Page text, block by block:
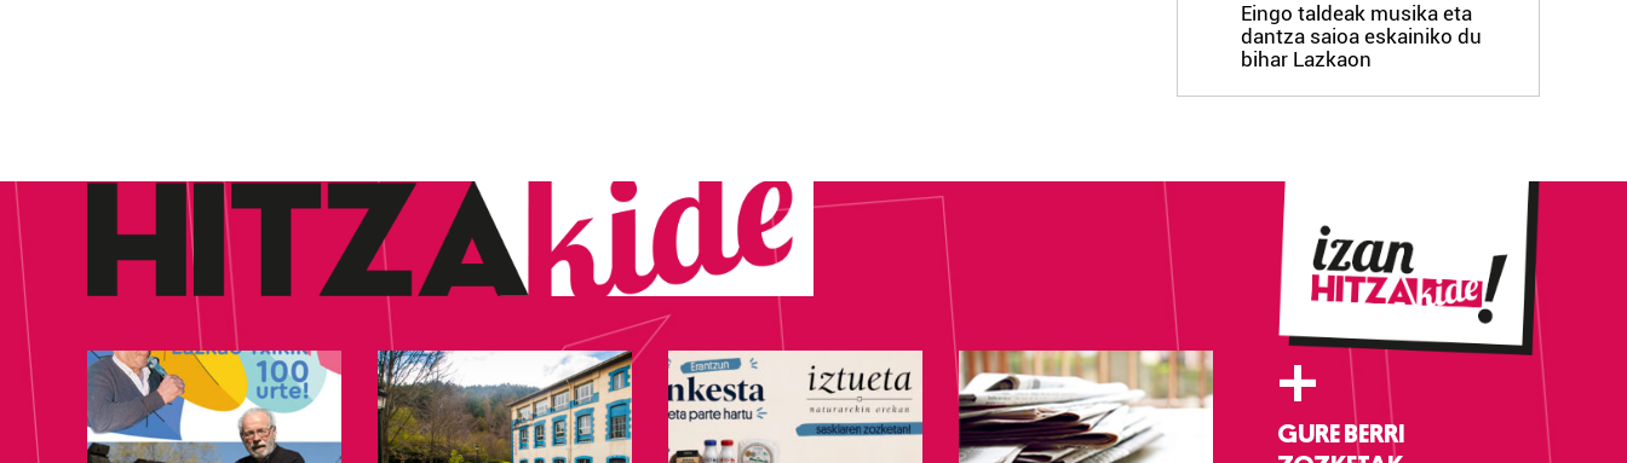
Eingo taldeak musika eta
dantza saioa eskainiko du
bihar Lazkaon
+
GURE BERRI